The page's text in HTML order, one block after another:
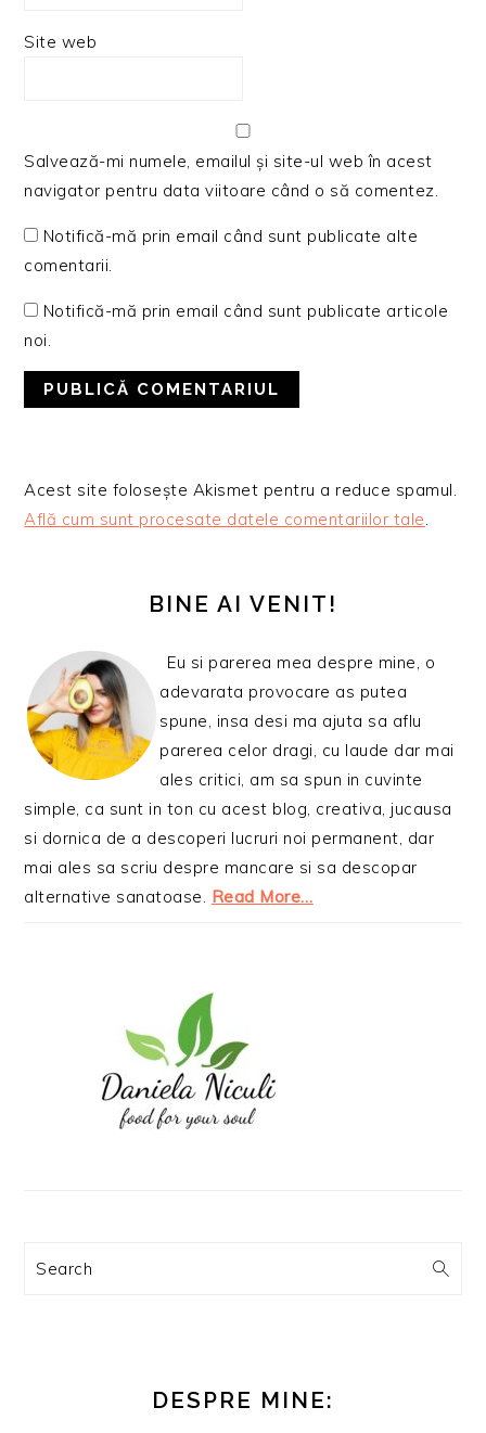
Site web
Salvează-mi numele, emailul și site-ul web în acest
navigator pentru data viitoare când o să comentez.
Notifică-mă prin email când sunt publicate alte
comentarii.
Notifică-mă prin email când sunt publicate articole
noi.
Acest site folosește Akismet pentru a reduce spamul.
Află cum sunt procesate datele comentariilor tale.
PRINCIPALĂBINE AI VENIT!
Eu si parerea mea despre mine, o
adevarata provocare as putea
spune, insa desi ma ajuta sa aflu
parerea celor dragi, cu laude dar mai
ales critici, am sa spun in cuvinte
simple, ca sunt in ton cu acest blog, creativa, jucausa
si dornica de a descoperi lucruri noi permanent, dar
mai ales sa scriu despre mancare si sa descopar
alternative sanatoase. Read More…
Search
DESPRE MINE: